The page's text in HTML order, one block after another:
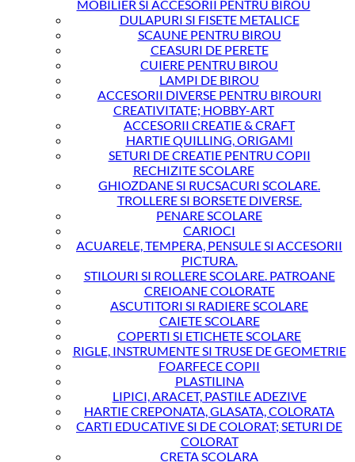
MOBILIER SI ACCESORII PENTRU BIROU
DULAPURI SI FISETE METALICE
SCAUNE PENTRU BIROU
CEASURI DE PERETE
CUIERE PENTRU BIROU
LAMPI DE BIROU
ACCESORII DIVERSE PENTRU BIROURI
CREATIVITATE; HOBBY-ART
ACCESORII CREATIE & CRAFT
HARTIE QUILLING, ORIGAMI
SETURI DE CREATIE PENTRU COPII
RECHIZITE SCOLARE
GHIOZDANE SI RUCSACURI SCOLARE.
TROLLERE SI BORSETE DIVERSE.
PENARE SCOLARE
CARIOCI
ACUARELE, TEMPERA, PENSULE SI ACCESORII
PICTURA.
STILOURI SI ROLLERE SCOLARE. PATROANE
CREIOANE COLORATE
ASCUTITORI SI RADIERE SCOLARE
CAIETE SCOLARE
COPERTI SI ETICHETE SCOLARE
RIGLE, INSTRUMENTE SI TRUSE DE GEOMETRIE
FOARFECE COPII
PLASTILINA
LIPICI, ARACET, PASTILE ADEZIVE
HARTIE CREPONATA, GLASATA, COLORATA
CARTI EDUCATIVE SI DE COLORAT; SETURI DE
COLORAT
CRETA SCOLARA